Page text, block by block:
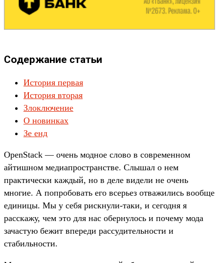
Содержание статьи
История первая
История вторая
Злоключение
О новинках
Зе енд
OpenStack — очень модное слово в современном
айтишном медиапространстве. Слышал о нем
практически каждый, но в деле видели не очень
многие. А попробовать его всерьез отважились вообще
единицы. Мы у себя рискнули-таки, и сегодня я
расскажу, чем это для нас обернулось и почему мода
зачастую бежит впереди рассудительности и
стабильности.